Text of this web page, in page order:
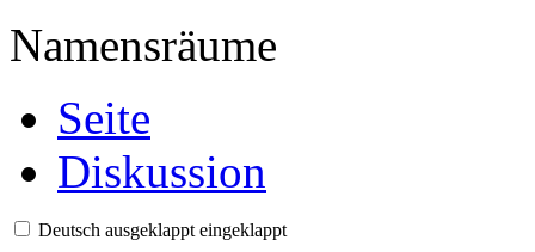
Namensräume
Seite
Diskussion
Deutsch ausgeklappt eingeklappt